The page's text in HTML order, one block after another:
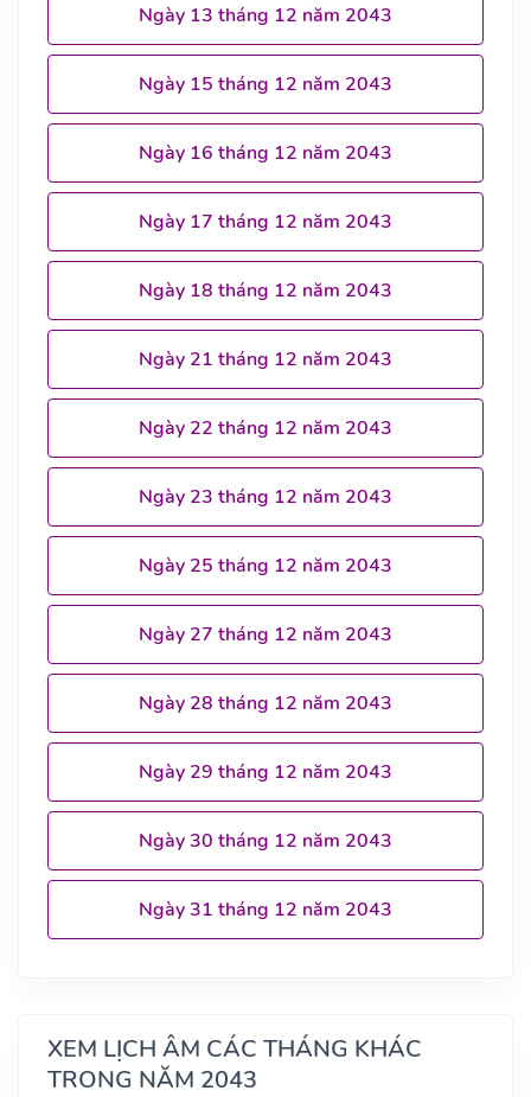
Ngày 13 tháng 12 năm 2043
Ngày 15 tháng 12 năm 2043
Ngày 16 tháng 12 năm 2043
Ngày 17 tháng 12 năm 2043
Ngày 18 tháng 12 năm 2043
Ngày 21 tháng 12 năm 2043
Ngày 22 tháng 12 năm 2043
Ngày 23 tháng 12 năm 2043
Ngày 25 tháng 12 năm 2043
Ngày 27 tháng 12 năm 2043
Ngày 28 tháng 12 năm 2043
Ngày 29 tháng 12 năm 2043
Ngày 30 tháng 12 năm 2043
Ngày 31 tháng 12 năm 2043
XEM LỊCH ÂM CÁC THÁNG KHÁC
TRONG NĂM 2043